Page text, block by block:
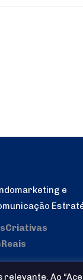
e
Ao